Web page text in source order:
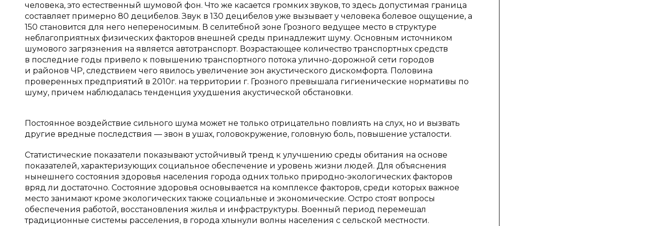
человека, это естественный шумовой фон. Что же касается громких звуков, то здесь допустимая граница
составляет примерно 80 децибелов. Звук в 130 децибелов уже вызывает у человека болевое ощущение, а
150 становится для него непереносимым. В селитебной зоне Грозного ведущее место в структуре
неблагоприятных физических факторов внешней среды принадлежит шуму. Основным источником
шумового загрязнения на является автотранспорт. Возрастающее количество транспортных средств
в последние годы привело к повышению транспортного потока улично-дорожной сети городов
и районов ЧР, следствием чего явилось увеличение зон акустического дискомфорта. Половина
проверенных предприятий в 2010г. на территории г. Грозного превышала гигиенические нормативы по
шуму, причем наблюдалась тенденция ухудшения акустической обстановки.
Постоянное воздействие сильного шума может не только отрицательно повлиять на слух, но и вызвать
другие вредные последствия — звон в ушах, головокружение, головную боль, повышение усталости.
Статистические показатели показывают устойчивый тренд к улучшению среды обитания на основе
показателей, характеризующих социальное обеспечение и уровень жизни людей. Для объяснения
нынешнего состояния здоровья населения города одних только природно-экологических факторов
вряд ли достаточно. Состояние здоровья основывается на комплексе факторов, среди которых важное
место занимают кроме экологических также социальные и экономические. Остро стоят вопросы
обеспечения работой, восстановления жилья и инфраструктуры. Военный период перемешал
традиционные системы расселения, в города хлынули волны населения с сельской местности.